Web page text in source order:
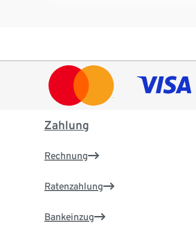
Zahlung
Rechnung
Ratenzahlung
Bankeinzug